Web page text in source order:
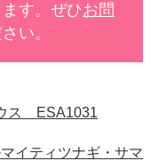
す。ぜひお問
い。
ス ESA1031
イティツナギ・サマ